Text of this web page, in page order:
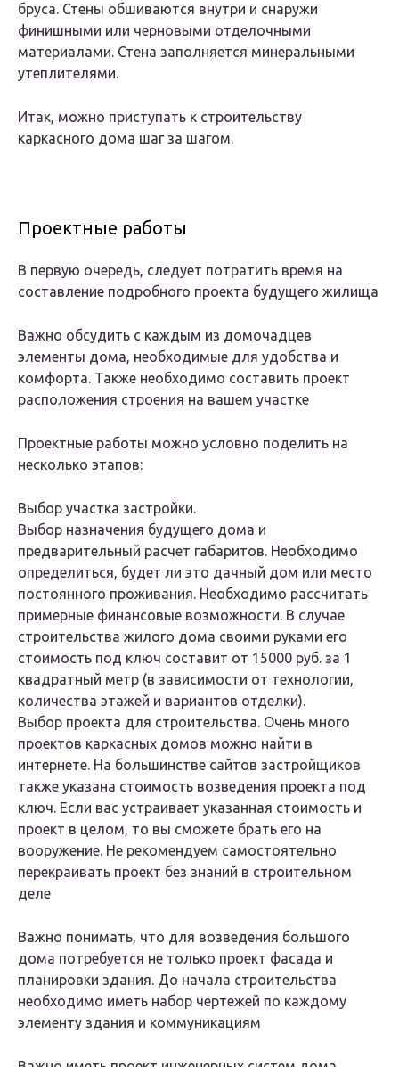
бруса. Стены обшиваются внутри и снаружи
финишными или черновыми отделочными
материалами. Стена заполняется минеральными
утеплителями.
Итак, можно приступать к строительству
каркасного дома шаг за шагом.
Проектные работы
В первую очередь, следует потратить время на
составление подробного проекта будущего жилища
Важно обсудить с каждым из домочадцев
элементы дома, необходимые для удобства и
комфорта. Также необходимо составить проект
расположения строения на вашем участке
Проектные работы можно условно поделить на
несколько этапов:
Выбор участка застройки.
Выбор назначения будущего дома и
предварительный расчет габаритов. Необходимо
определиться, будет ли это дачный дом или место
постоянного проживания. Необходимо рассчитать
примерные финансовые возможности. В случае
строительства жилого дома своими руками его
стоимость под ключ составит от 15000 руб. за 1
квадратный метр (в зависимости от технологии,
количества этажей и вариантов отделки).
Выбор проекта для строительства. Очень много
проектов каркасных домов можно найти в
интернете. На большинстве сайтов застройщиков
также указана стоимость возведения проекта под
ключ. Если вас устраивает указанная стоимость и
проект в целом, то вы сможете брать его на
вооружение. Не рекомендуем самостоятельно
перекраивать проект без знаний в строительном
деле
Важно понимать, что для возведения большого
дома потребуется не только проект фасада и
планировки здания. До начала строительства
необходимо иметь набор чертежей по каждому
элементу здания и коммуникациям